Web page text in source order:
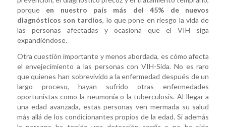
porqueen nuestro país más del 45% de nuevos
diagnósticos son tardíos, lo que pone en riesgo la vida de
las personas afectadas y ocasiona que el VIH siga
expandiéndose.
Otra cuestión importante y menos abordada, es cómo afecta
el envejecimiento a las personas con VIH-Sida. No es raro
que quienes han sobrevivido a la enfermedad después de un
largo proceso, hayan sufrido otras enfermedades
oportunistas como la neumonía o la tuberculosis. Al llegar a
una edad avanzada, estas personas ven mermada su salud
más allá de los condicionantes propios de la edad. Si además